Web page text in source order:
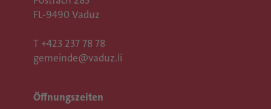
FL-9490 Vaduz
T +423 237 78 78
gemeinde@vaduz.li
Öffnungszeiten